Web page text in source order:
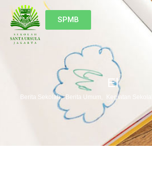
SPMB
El
Berita Sekolah, Berita Umum, Kegiatan Sekolah